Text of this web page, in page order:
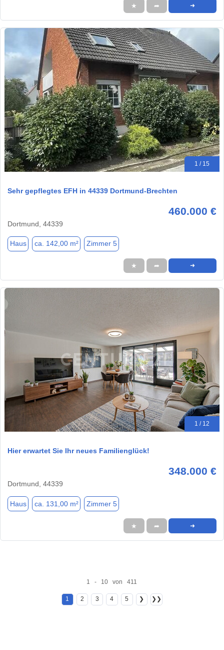
★ ➦ ➜
1 / 15
Sehr gepflegtes EFH in 44339 Dortmund-Brechten
460.000 €
Dortmund, 44339
Haus ca. 142,00 m² Zimmer 5
★ ➦ ➜
1 / 12
Hier erwartet Sie Ihr neues Familienglück!
348.000 €
Dortmund, 44339
Haus ca. 131,00 m² Zimmer 5
★ ➦ ➜
1 - 10 von 411
1 2 3 4 5 ❯ ❯❯